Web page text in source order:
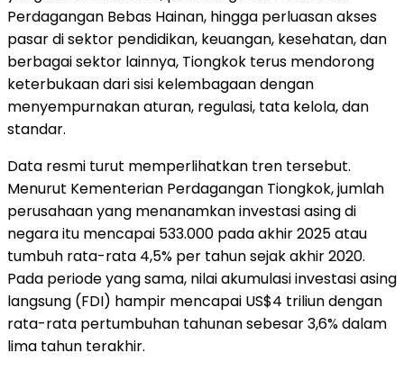
Perdagangan Bebas Hainan, hingga perluasan akses
pasar di sektor pendidikan, keuangan, kesehatan, dan
berbagai sektor lainnya, Tiongkok terus mendorong
keterbukaan dari sisi kelembagaan dengan
menyempurnakan aturan, regulasi, tata kelola, dan
standar.
Data resmi turut memperlihatkan tren tersebut.
Menurut Kementerian Perdagangan Tiongkok, jumlah
perusahaan yang menanamkan investasi asing di
negara itu mencapai 533.000 pada akhir 2025 atau
tumbuh rata-rata 4,5% per tahun sejak akhir 2020.
Pada periode yang sama, nilai akumulasi investasi asing
langsung (FDI) hampir mencapai US$4 triliun dengan
rata-rata pertumbuhan tahunan sebesar 3,6% dalam
lima tahun terakhir.